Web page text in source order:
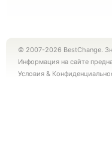
© 2007-2026 BestChange.
Информация на сайте
Условия &